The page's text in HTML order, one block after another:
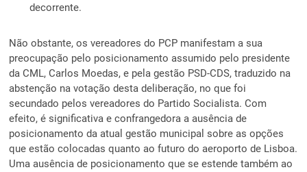
decorrente.
Não obstante, os vereadores do PCP manifestam a sua
preocupação pelo posicionamento assumido pelo presidente
da CML, Carlos Moedas, e pela gestão PSD-CDS, traduzido na
abstenção na votação desta deliberação, no que foi
secundado pelos vereadores do Partido Socialista. Com
efeito, é significativa e confrangedora a ausência de
posicionamento da atual gestão municipal sobre as opções
que estão colocadas quanto ao futuro do aeroporto de Lisboa.
Uma ausência de posicionamento que se estende também ao